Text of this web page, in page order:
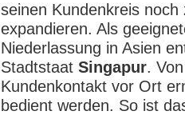
seinen Kundenkreis
expandieren. Als
Niederlassung in Asien
Stadtstaat Singapur.
Kundenkontakt vor Ort
bedient werden. So ist